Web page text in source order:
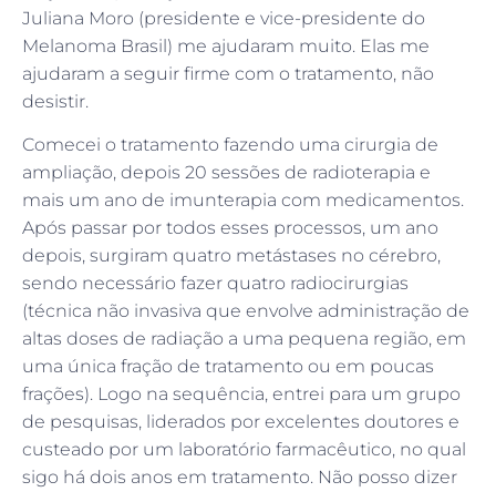
Juliana Moro (presidente e vice-presidente do
Melanoma Brasil) me ajudaram muito. Elas me
ajudaram a seguir firme com o tratamento, não
desistir.
Comecei o tratamento fazendo uma cirurgia de
ampliação, depois 20 sessões de radioterapia e
mais um ano de imunterapia com medicamentos.
Após passar por todos esses processos, um ano
depois, surgiram quatro metástases no cérebro,
sendo necessário fazer quatro radiocirurgias
(técnica não invasiva que envolve administração de
altas doses de radiação a uma pequena região, em
uma única fração de tratamento ou em poucas
frações). Logo na sequência, entrei para um grupo
de pesquisas, liderados por excelentes doutores e
custeado por um laboratório farmacêutico, no qual
sigo há dois anos em tratamento. Não posso dizer